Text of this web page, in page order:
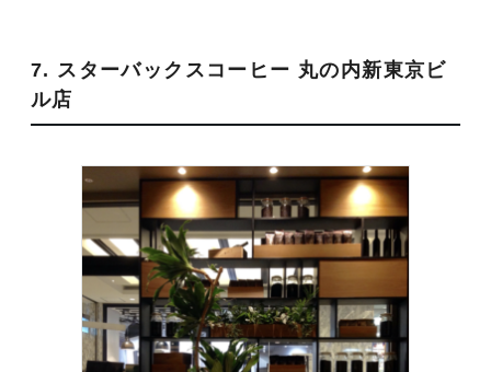
7. スターバックスコーヒー 丸の内新東京ビ
ル店